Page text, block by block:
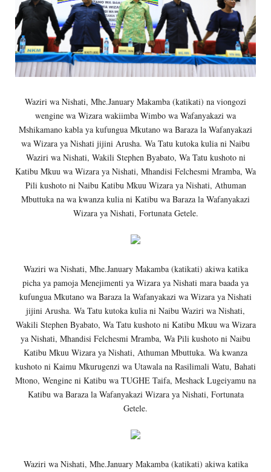
Waziri wa Nishati, Mhe.January Makamba (katikati) na viongozi
wengine wa Wizara wakiimba Wimbo wa Wafanyakazi wa
Mshikamano kabla ya kufungua Mkutano wa Baraza la Wafanyakazi
wa Wizara ya Nishati jijini Arusha. Wa Tatu kutoka kulia ni Naibu
Waziri wa Nishati, Wakili Stephen Byabato, Wa Tatu kushoto ni
Katibu Mkuu wa Wizara ya Nishati, Mhandisi Felchesmi Mramba, Wa
Pili kushoto ni Naibu Katibu Mkuu Wizara ya Nishati, Athuman
Mbuttuka na wa kwanza kulia ni Katibu wa Baraza la Wafanyakazi
Wizara ya Nishati, Fortunata Getele.
Waziri wa Nishati, Mhe.January Makamba (katikati) akiwa katika
picha ya pamoja Menejimenti ya Wizara ya Nishati mara baada ya
kufungua Mkutano wa Baraza la Wafanyakazi wa Wizara ya Nishati
jijini Arusha. Wa Tatu kutoka kulia ni Naibu Waziri wa Nishati,
Wakili Stephen Byabato, Wa Tatu kushoto ni Katibu Mkuu wa Wizara
ya Nishati, Mhandisi Felchesmi Mramba, Wa Pili kushoto ni Naibu
Katibu Mkuu Wizara ya Nishati, Athuman Mbuttuka. Wa kwanza
kushoto ni Kaimu Mkurugenzi wa Utawala na Rasilimali Watu, Bahati
Mtono, Wengine ni Katibu wa TUGHE Taifa, Meshack Lugeiyamu na
Katibu wa Baraza la Wafanyakazi Wizara ya Nishati, Fortunata
Getele.
Waziri wa Nishati, Mhe.January Makamba (katikati) akiwa katika